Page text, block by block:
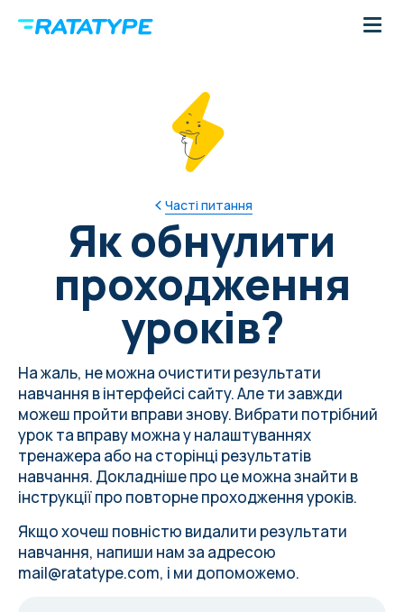
Часті питання
Як обнулити
проходження
уроків?
На жаль, не можна очистити результати
навчання в інтерфейсі сайту. Але ти завжди
можеш пройти вправи знову. Вибрати потрібний
урок та вправу можна у налаштуваннях
тренажера або на сторінці результатів
навчання. Докладніше про це можна знайти в
інструкції про повторне проходження уроків.
Якщо хочеш повністю видалити результати
навчання, напиши нам за адресою
mail@ratatype.com, і ми допоможемо.